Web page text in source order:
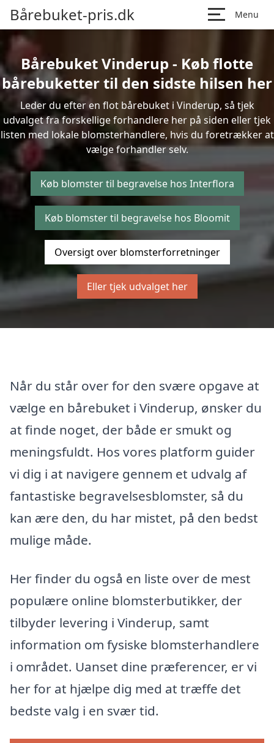
Bårebuket-pris.dk Menu
Bårebuket Vinderup - Køb flotte
bårebuketter til den sidste hilsen her
Leder du efter en flot bårebuket i Vinderup, så tjek
udvalget fra forskellige forhandlere her på siden eller tjek
listen med lokale blomsterhandlere, hvis du foretrækker at
vælge forhandler selv.
Køb blomster til begravelse hos Interflora
Køb blomster til begravelse hos Bloomit
Oversigt over blomsterforretninger
Eller tjek udvalget her
Når du står over for den svære opgave at
vælge en bårebuket i Vinderup, ønsker du
at finde noget, der både er smukt og
meningsfuldt. Hos vores platform guider
vi dig i at navigere gennem et udvalg af
fantastiske begravelsesblomster, så du
kan ære den, du har mistet, på den bedst
mulige måde.
Her finder du også en liste over de mest
populære online blomsterbutikker, der
tilbyder levering i Vinderup, samt
information om fysiske blomsterhandlere
i området. Uanset dine præferencer, er vi
her for at hjælpe dig med at træffe det
bedste valg i en svær tid.